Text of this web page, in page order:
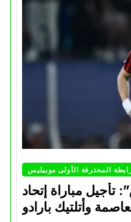
المحترفة الأولى موبيليس
تأجيل مباراة إتحاد
وأتلتيك بارادو